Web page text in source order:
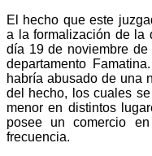
El hecho que este
a la formalización de la
día 19 de noviembre
departamento
habría abusado de una
del hecho, los cuales
menor en distintos
posee un comercio
frecuencia.